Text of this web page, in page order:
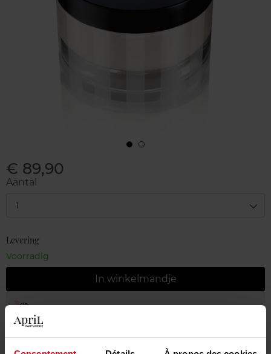
€ 89,90
Aantal
1
Levering
Voorradig
In winkelmandje
Gratis levering bij aankoop van min. 55€
Gratis retour in je winkelpunt